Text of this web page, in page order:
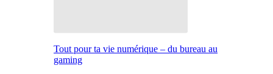
Tout pour ta vie numérique – du bureau au
gaming